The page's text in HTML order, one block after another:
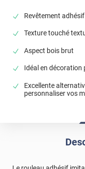
Revêtement
Texture touché
Aspect bois brut
Idéal en décoration
Excellente
personnaliser vos